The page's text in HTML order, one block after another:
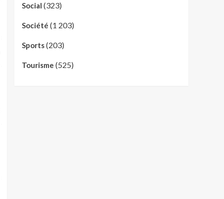
Social (323)
Société (1 203)
Sports(203)
Tourisme (525)